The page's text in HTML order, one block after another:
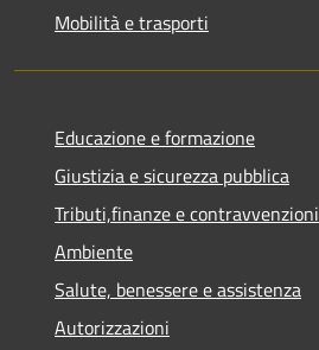
Mobilità e trasporti
Educazione e formazione
Giustizia e sicurezza pubblica
Tributi,finanze e contravvenzioni
Ambiente
Salute, benessere e assistenza
Autorizzazioni